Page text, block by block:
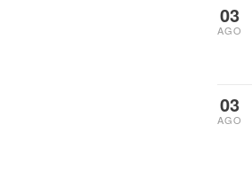
03
AGO
03
AGO